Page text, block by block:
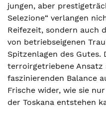
jungen, aber
Selezione“ verlangen
Reifezeit, sondern auch
von betriebseigenen
Spitzenlagen des Gutes.
terroirgetriebene Ansatz
faszinierenden Balance
Frische wider, wie sie
der Toskana entstehen